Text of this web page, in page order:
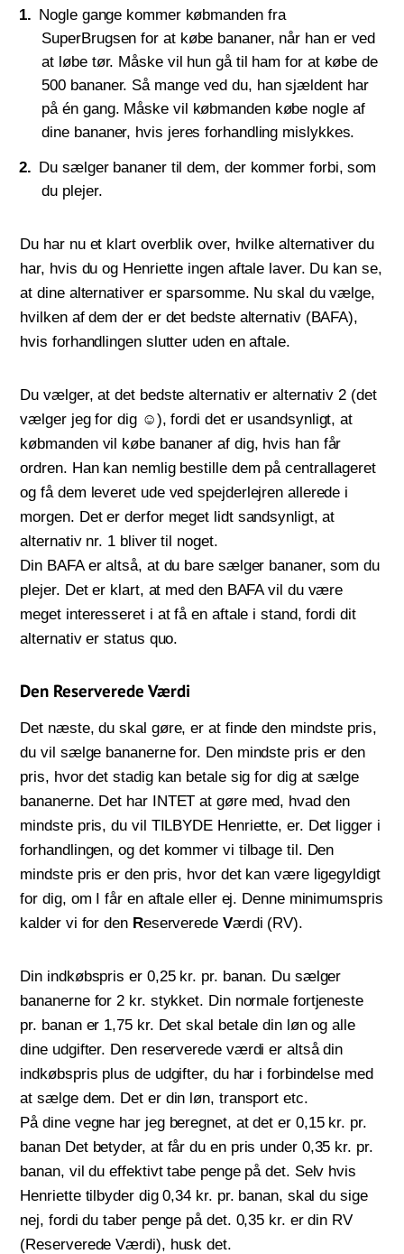
Nogle gange kommer købmanden fra
SuperBrugsen for at købe bananer, når han er ved
at løbe tør. Måske vil hun gå til ham for at købe de
500 bananer. Så mange ved du, han sjældent har
på én gang. Måske vil købmanden købe nogle af
dine bananer, hvis jeres forhandling mislykkes.
Du sælger bananer til dem, der kommer forbi, som
du plejer.
Du har nu et klart overblik over, hvilke alternativer du
har, hvis du og Henriette ingen aftale laver. Du kan se,
at dine alternativer er sparsomme. Nu skal du vælge,
hvilken af dem der er det bedste alternativ (BAFA),
hvis forhandlingen slutter uden en aftale.
Du vælger, at det bedste alternativ er alternativ 2 (det
vælger jeg for dig ☺), fordi det er usandsynligt, at
købmanden vil købe bananer af dig, hvis han får
ordren. Han kan nemlig bestille dem på centrallageret
og få dem leveret ude ved spejderlejren allerede i
morgen. Det er derfor meget lidt sandsynligt, at
alternativ nr. 1 bliver til noget.
Din BAFA er altså, at du bare sælger bananer, som du
plejer. Det er klart, at med den BAFA vil du være
meget interesseret i at få en aftale i stand, fordi dit
alternativ er status quo.
Den Reserverede Værdi
Det næste, du skal gøre, er at finde den mindste pris,
du vil sælge bananerne for. Den mindste pris er den
pris, hvor det stadig kan betale sig for dig at sælge
bananerne. Det har INTET at gøre med, hvad den
mindste pris, du vil TILBYDE Henriette, er. Det ligger i
forhandlingen, og det kommer vi tilbage til. Den
mindste pris er den pris, hvor det kan være ligegyldigt
for dig, om I får en aftale eller ej. Denne minimumspris
kalder vi for den Reserverede Værdi (RV).
Din indkøbspris er 0,25 kr. pr. banan. Du sælger
bananerne for 2 kr. stykket. Din normale fortjeneste
pr. banan er 1,75 kr. Det skal betale din løn og alle
dine udgifter. Den reserverede værdi er altså din
indkøbspris plus de udgifter, du har i forbindelse med
at sælge dem. Det er din løn, transport etc.
På dine vegne har jeg beregnet, at det er 0,15 kr. pr.
banan Det betyder, at får du en pris under 0,35 kr. pr.
banan, vil du effektivt tabe penge på det. Selv hvis
Henriette tilbyder dig 0,34 kr. pr. banan, skal du sige
nej, fordi du taber penge på det. 0,35 kr. er din RV
(Reserverede Værdi), husk det.